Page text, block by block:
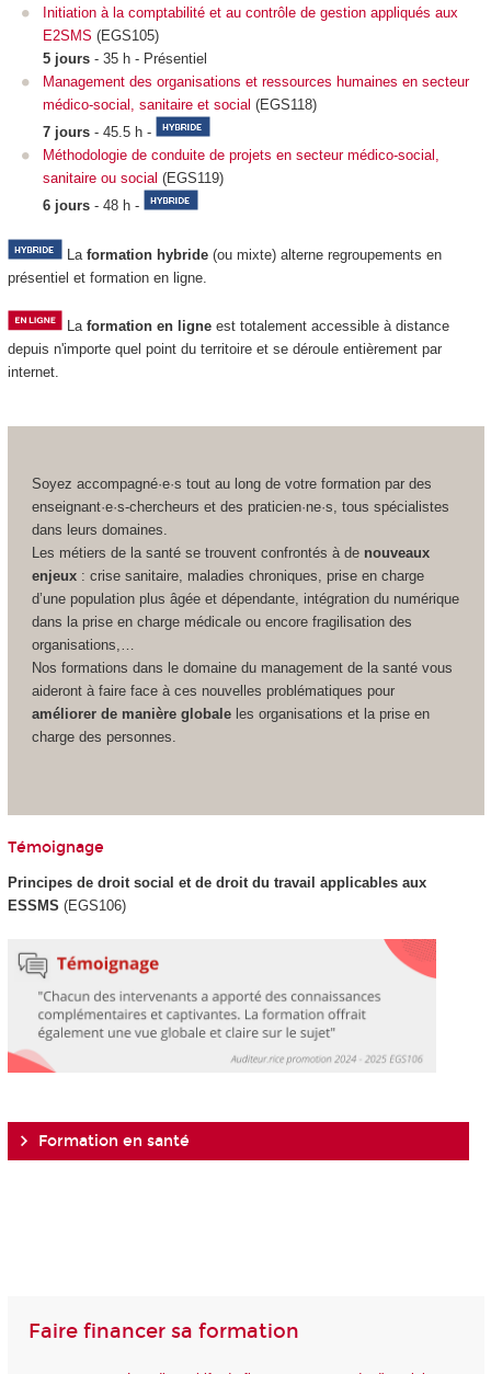
Initiation à la comptabilité et au contrôle de gestion appliqués aux
E2SMS (EGS105)
5 jours - 35 h - Présentiel
Management des organisations et ressources humaines en secteur
médico-social, sanitaire et social (EGS118)
7 jours - 45.5 h -
Méthodologie de conduite de projets en secteur médico-social,
sanitaire ou social (EGS119)
6 jours - 48 h -
La formation hybride(ou mixte) alterne regroupements en
présentiel et formation en ligne.
La formation en ligneest totalement accessible à distance
depuis n'importe quel point du territoire et se déroule entièrement par
internet.
Soyez accompagné·e·s tout au long de votre formation par des
enseignant·e·s-chercheurs et des praticien·ne·s, tous spécialistes
dans leurs domaines.
Les métiers de la santé se trouvent confrontés à de nouveaux
enjeux: crise sanitaire, maladies chroniques, prise en charge
d’une population plus âgée et dépendante, intégration du numérique
dans la prise en charge médicale ou encore fragilisation des
organisations,…
Nos formations dans le domaine du management de la santé vous
aideront à faire face à ces nouvelles problématiques pour
améliorer de manière globaleles organisations et la prise en
charge des personnes.
Témoignage
Principes de droit social et de droit du travail applicables aux
ESSMS (EGS106)
Formation en santé
Faire financer sa formation